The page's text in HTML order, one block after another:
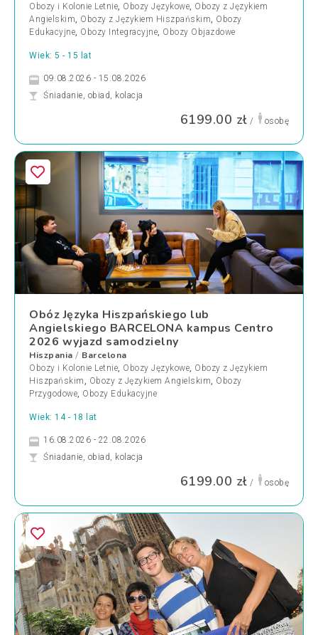
Obozy i Kolonie Letnie, Obozy Językowe, Obozy z Językiem
Angielskim, Obozy z Językiem Hiszpańskim, Obozy
Edukacyjne, Obozy Integracyjne, Obozy Objazdowe
Wiek: 5 - 15 lat
09.08.2026 - 15.08.2026
Śniadanie, obiad, kolacja
6199.00 zł / osobę
Obóz Języka Hiszpańskiego lub
Angielskiego BARCELONA kampus Centro
2026 wyjazd samodzielny
Hiszpania / Barcelona
Obozy i Kolonie Letnie, Obozy Językowe, Obozy z Językiem
Hiszpańskim , Obozy z Językiem Angielskim, Obozy
Przygodowe, Obozy Edukacyjne
Wiek: 14 - 18 lat
16.08.2026 - 22.08.2026
Śniadanie, obiad, kolacja
6199.00 zł / osobę